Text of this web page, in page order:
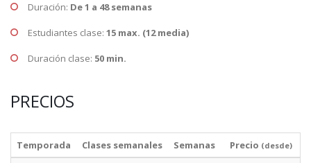
Duración: De 1 a 48 semanas
Estudiantes clase: 15 max. (12 media)
Duración clase: 50 min.
PRECIOS
Temporada Clases semanales Semanas Precio (desde)